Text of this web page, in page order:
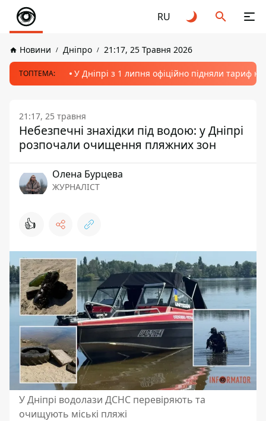
RU
Новини Дніпро 21:17, 25 Травня 2026
ТОПТЕМА: У Дніпрі з 1 липня офіційно підняли тариф
21:17, 25 травня
Небезпечні знахідки під водою: у Дніпрі
розпочали очищення пляжних зон
Олена Бурцева
ЖУРНАЛІСТ
👍
У Дніпрі водолази ДСНС перевіряють та
очищують міські пляжі